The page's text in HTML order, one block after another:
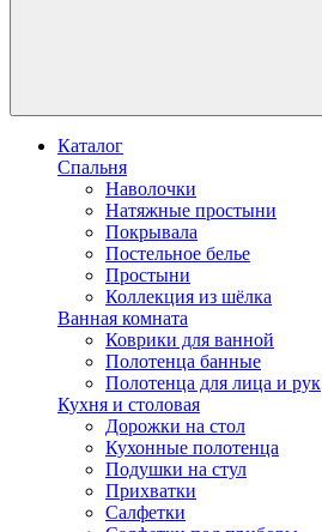
Каталог
Спальня
Наволочки
Натяжные простыни
Покрывала
Постельное белье
Простыни
Коллекция из шёлка
Ванная комната
Коврики для ванной
Полотенца банные
Полотенца для лица и рук
Кухня и столовая
Дорожки на стол
Кухонные полотенца
Подушки на стул
Прихватки
Салфетки